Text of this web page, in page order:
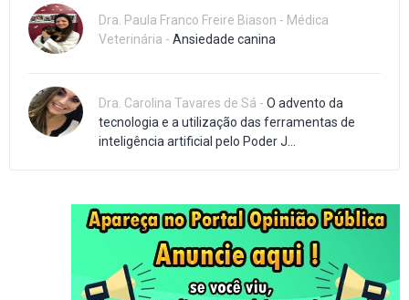
Dra. Paula Franco Freire Biason - Médica
Veterinária - Ansiedade canina
Dra. Carolina Tavares de Sá - O advento da
tecnologia e a utilização das ferramentas de
inteligência artificial pelo Poder J...